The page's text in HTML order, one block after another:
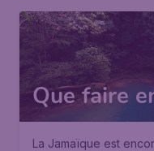
Que faire
La Jamaïque est